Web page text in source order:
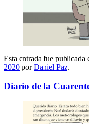
Esta entrada fue publicada
2020 porDaniel Paz.
Diario de la